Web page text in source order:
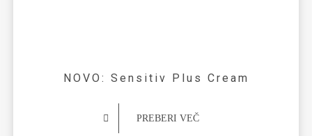
NOVO: Sensitiv Plus Cream
PREBERI VEČ